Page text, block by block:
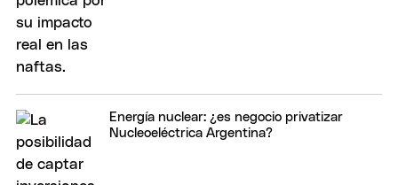
Energía nuclear: ¿es negocio privatizar
Nucleoeléctrica Argentina?